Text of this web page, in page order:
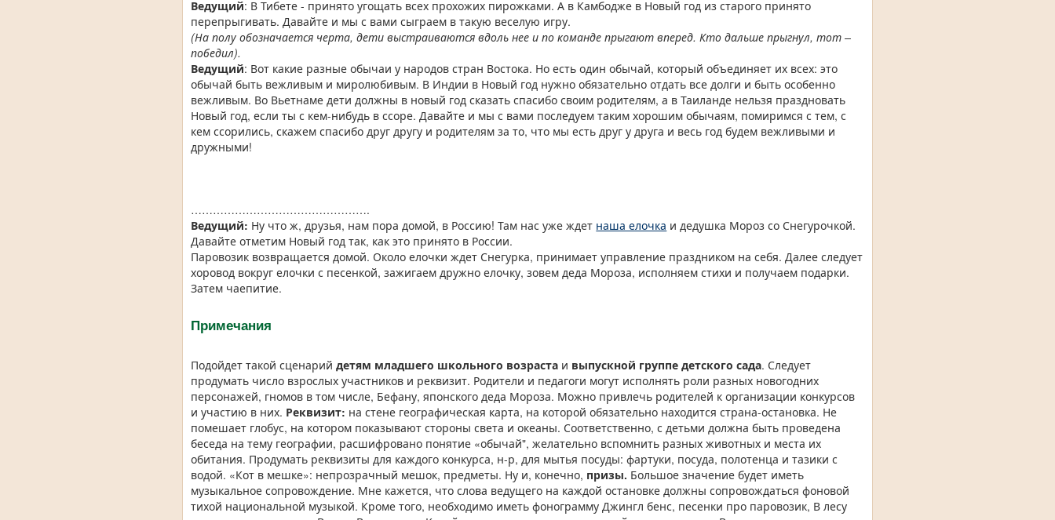
Ведущий: В Тибете - принято угощать всех прохожих пирожками. А в Камбодже в Новый год из старого принято
перепрыгивать. Давайте и мы с вами сыграем в такую веселую игру.
(На полу обозначается черта, дети выстраиваются вдоль нее и по команде прыгают вперед. Кто дальше прыгнул, тот –
победил).
Ведущий: Вот какие разные обычаи у народов стран Востока. Но есть один обычай, который объединяет их всех: это
обычай быть вежливым и миролюбивым. В Индии в Новый год нужно обязательно отдать все долги и быть особенно
вежливым. Во Вьетнаме дети должны в новый год сказать спасибо своим родителям, а в Таиланде нельзя праздновать
Новый год, если ты с кем-нибудь в ссоре. Давайте и мы с вами последуем таким хорошим обычаям, помиримся с тем, с
кем ссорились, скажем спасибо друг другу и родителям за то, что мы есть друг у друга и весь год будем вежливыми и
дружными!
………………………………………….
Ведущий: Ну что ж, друзья, нам пора домой, в Россию! Там нас уже ждет наша елочка и дедушка Мороз со Снегурочкой.
Давайте отметим Новый год так, как это принято в России.
Паровозик возвращается домой. Около елочки ждет Снегурка, принимает управление праздником на себя. Далее следует
хоровод вокруг елочки с песенкой, зажигаем дружно елочку, зовем деда Мороза, исполняем стихи и получаем подарки.
Затем чаепитие.
Примечания
Подойдет такой сценарий детям младшего школьного возраста и выпускной группе детского сада. Следует
продумать число взрослых участников и реквизит. Родители и педагоги могут исполнять роли разных новогодних
персонажей, гномов в том числе, Бефану, японского деда Мороза. Можно привлечь родителей к организации конкурсов
и участию в них. Реквизит: на стене географическая карта, на которой обязательно находится страна-остановка. Не
помешает глобус, на котором показывают стороны света и океаны. Соответственно, с детьми должна быть проведена
беседа на тему географии, расшифровано понятие «обычай", желательно вспомнить разных животных и места их
обитания. Продумать реквизиты для каждого конкурса, н-р, для мытья посуды: фартуки, посуда, полотенца и тазики с
водой. «Кот в мешке»: непрозрачный мешок, предметы. Ну и, конечно, призы. Большое значение будет иметь
музыкальное сопровождение. Мне кажется, что слова ведущего на каждой остановке должны сопровождаться фоновой
тихой национальной музыкой. Кроме того, необходимо иметь фонограмму Джингл бенс, песенки про паровозик, В лесу